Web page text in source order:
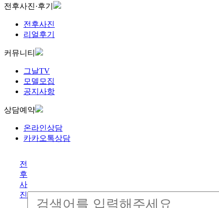
전후사진·후기
전후사진
리얼후기
커뮤니티
그날TV
모델모집
공지사항
상담예약
온라인상담
카카오톡상담
전
후
사
진